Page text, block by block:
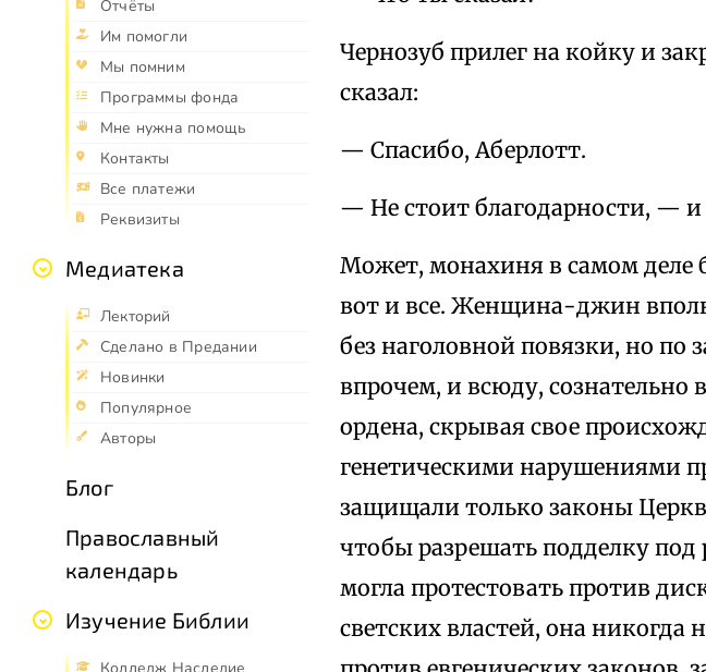
Отчёты
Им помогли
Мы помним
Программы фонда
Мне нужна помощь
Контакты
Все платежи
Реквизиты
Медиатека
Лекторий
Сделано в Предании
Новинки
Популярное
Авторы
Блог
Православный
календарь
Изучение Библии
Чернозуб прилег на койку и
сказал:
— Спасибо, Аберлотт.
— Не стоит благодарности, — и
Может, монахиня в самом деле
вот и все. Женщина-джин
без наголовной повязки, но по
впрочем, и всюду, сознательно
ордена, скрывая свое
генетическими нарушениями
защищали только законы
чтобы разрешать подделку под
могла протестовать против
светских властей, она